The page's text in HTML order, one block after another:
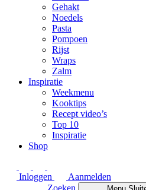
Gehakt
Noedels
Pasta
Pompoen
Rijst
Wraps
Zalm
Inspiratie
Weekmenu
Kooktips
Recept video’s
Top 10
Inspiratie
Shop
Inloggen
Aanmelden
Zoeken